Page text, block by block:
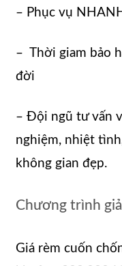
– Phục vụ
– Thời giam bảo
đời
– Đội ngũ tư vấn
nghiệm, nhiệt
không gian đẹp.
Chương trình
Giá rèm cuốn